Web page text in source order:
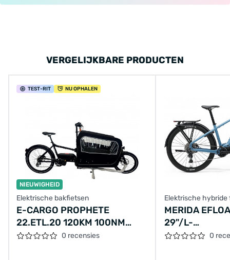
VERGELIJKBARE PRODUCTEN
TEST-RIT NU OPHALEN
NIEUWIGHEID
Elektrische bakfietsen
E-CARGO PROPHETE
22.ETL.20 120KM 100NM
17.5AH 630WH0 recensies
Elektrische hybride
MERIDA
29"/L-
48CM/9VER/
0